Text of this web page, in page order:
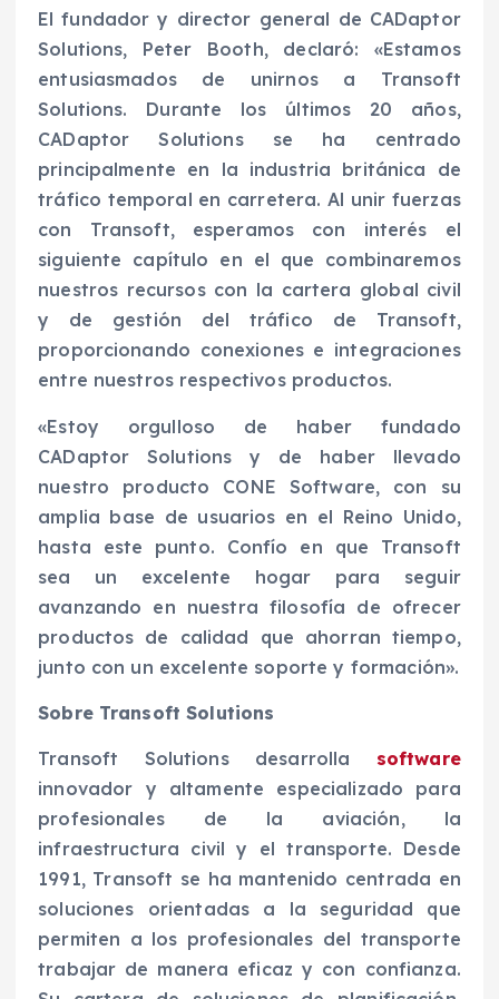
El fundador y director general de CADaptor
Solutions, Peter Booth, declaró: «Estamos
entusiasmados de unirnos a Transoft
Solutions. Durante los últimos 20 años,
CADaptor Solutions se ha centrado
principalmente en la industria británica de
tráfico temporal en carretera. Al unir fuerzas
con Transoft, esperamos con interés el
siguiente capítulo en el que combinaremos
nuestros recursos con la cartera global civil
y de gestión del tráfico de Transoft,
proporcionando conexiones e integraciones
entre nuestros respectivos productos.
«Estoy orgulloso de haber fundado
CADaptor Solutions y de haber llevado
nuestro producto CONE Software, con su
amplia base de usuarios en el Reino Unido,
hasta este punto. Confío en que Transoft
sea un excelente hogar para seguir
avanzando en nuestra filosofía de ofrecer
productos de calidad que ahorran tiempo,
junto con un excelente soporte y formación».
Sobre Transoft Solutions
Transoft Solutions desarrolla software
innovador y altamente especializado para
profesionales de la aviación, la
infraestructura civil y el transporte. Desde
1991, Transoft se ha mantenido centrada en
soluciones orientadas a la seguridad que
permiten a los profesionales del transporte
trabajar de manera eficaz y con confianza.